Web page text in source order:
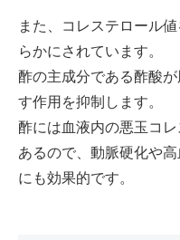
また、コレステロール
らかにされています。
酢の主成分である酢酸
す作用を抑制します。
酢には血液内の悪玉コ
あるので、動脈硬化や
にも効果的です。